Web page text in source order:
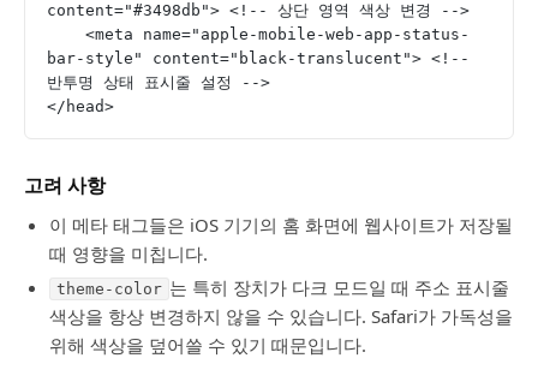
content="#3498db"> <!-- 상단 영역 색상 변경 -->
bar-style" content="black-translucent"> <!--
반투명 상태 표시줄 설정 -->
</head>
고려 사항
이 메타 태그들은 iOS 기기의 홈 화면에 웹사이트가 저장될
때 영향을 미칩니다.
theme-color 는 특히 장치가 다크 모드일 때 주소 표시줄
색상을 항상 변경하지 않을 수 있습니다. Safari가 가독성을
위해 색상을 덮어쓸 수 있기 때문입니다.